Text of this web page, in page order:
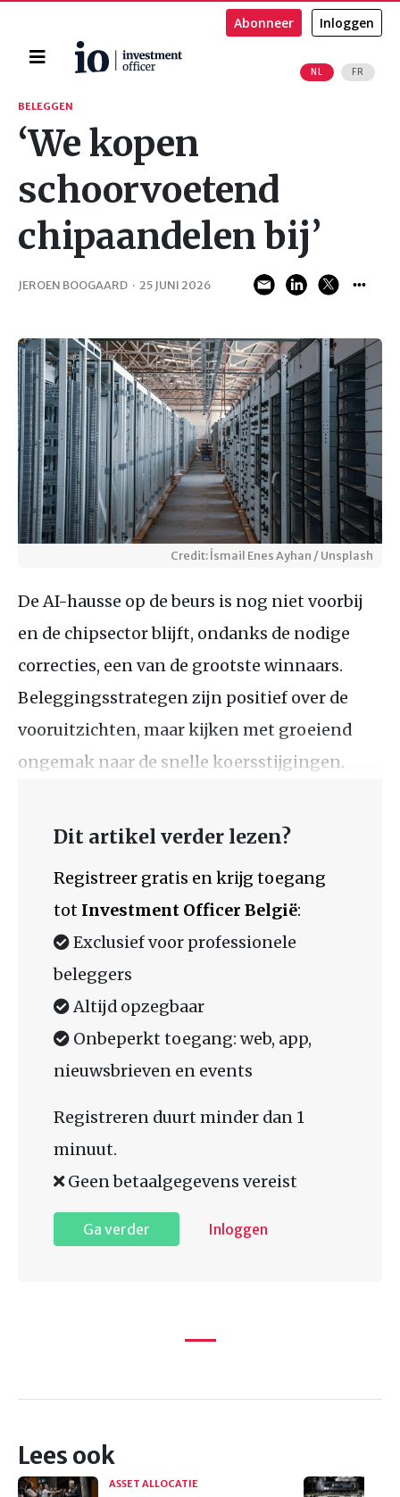
Home
NL FR
Abonneer Inloggen
Zoeken
BELEGGEN
‘We kopen
schoorvoetend
chipaandelen bij’
JEROEN BOOGAARD · 25 JUNI 2026
Credit: İsmail Enes Ayhan / Unsplash
De AI-hausse op de beurs is nog niet voorbij
en de chipsector blijft, ondanks de nodige
correcties, een van de grootste winnaars.
Beleggingsstrategen zijn positief over de
vooruitzichten, maar kijken met groeiend
ongemak naar de snelle koersstijgingen.
Dit artikel verder lezen?
Registreer gratis en krijg toegang
tot Investment Officer België:
Exclusief voor professionele
beleggers
Altijd opzegbaar
Onbeperkt toegang: web, app,
nieuwsbrieven en events
Registreren duurt minder dan 1
minuut.
Geen betaalgegevens vereist
Ga verder Inloggen
Lees ook
ASSET ALLOCATIE